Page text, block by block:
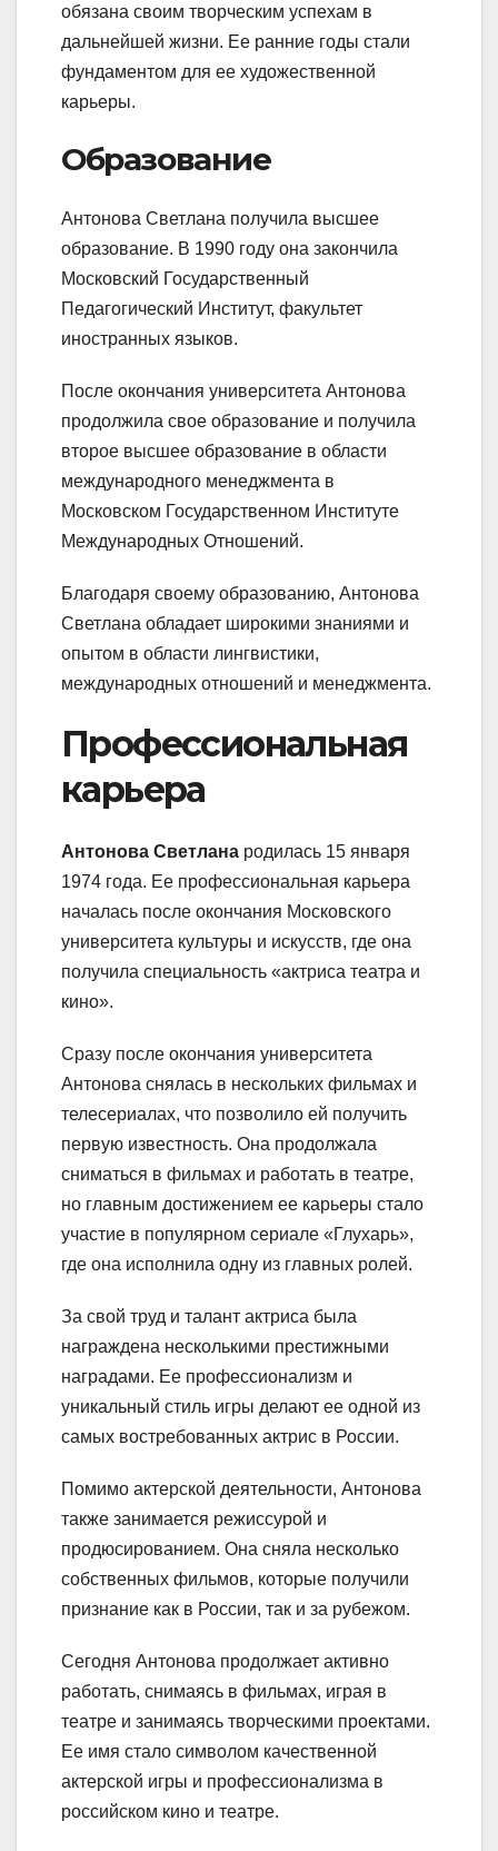
обязана своим творческим успехам в
дальнейшей жизни. Ее ранние годы стали
фундаментом для ее художественной
карьеры.
Образование
Антонова Светлана получила высшее
образование. В 1990 году она закончила
Московский Государственный
Педагогический Институт, факультет
иностранных языков.
После окончания университета Антонова
продолжила свое образование и получила
второе высшее образование в области
международного менеджмента в
Московском Государственном Институте
Международных Отношений.
Благодаря своему образованию, Антонова
Светлана обладает широкими знаниями и
опытом в области лингвистики,
международных отношений и менеджмента.
Профессиональная
карьера
Антонова Светлана родилась 15 января
1974 года. Ее профессиональная карьера
началась после окончания Московского
университета культуры и искусств, где она
получила специальность «актриса театра и
кино».
Сразу после окончания университета
Антонова снялась в нескольких фильмах и
телесериалах, что позволило ей получить
первую известность. Она продолжала
сниматься в фильмах и работать в театре,
но главным достижением ее карьеры стало
участие в популярном сериале «Глухарь»,
где она исполнила одну из главных ролей.
За свой труд и талант актриса была
награждена несколькими престижными
наградами. Ее профессионализм и
уникальный стиль игры делают ее одной из
самых востребованных актрис в России.
Помимо актерской деятельности, Антонова
также занимается режиссурой и
продюсированием. Она сняла несколько
собственных фильмов, которые получили
признание как в России, так и за рубежом.
Сегодня Антонова продолжает активно
работать, снимаясь в фильмах, играя в
театре и занимаясь творческими проектами.
Ее имя стало символом качественной
актерской игры и профессионализма в
российском кино и театре.